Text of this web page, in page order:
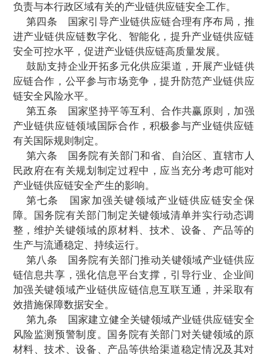
第三条国家建立健全产业链供应链
制，统筹协调产业链供应链安全工作。
国务院外交、发展改革、工业和信息化
家安全、法治、财政、自然资源、交通运
村、商务、金融管理、海关、市场监督管
部门按照职责分工，负责承担产业链供应
作。国务院有关部门加强产业链供应链安
配合。
省、自治区、直辖市人民政府在国家统
负责与本行政区域有关的产业链供应链安全
第四条国家引导产业链供应链合理有
进产业链供应链数字化、智能化，提升产
安全可控水平，促进产业链供应链高质量发
鼓励支持企业开拓多元化供应渠道，开
应链合作，公平参与市场竞争，提升防范
链安全风险水平。
第五条国家坚持平等互利、合作共赢
产业链供应链领域国际合作，积极参与产
有关国际规则制定。